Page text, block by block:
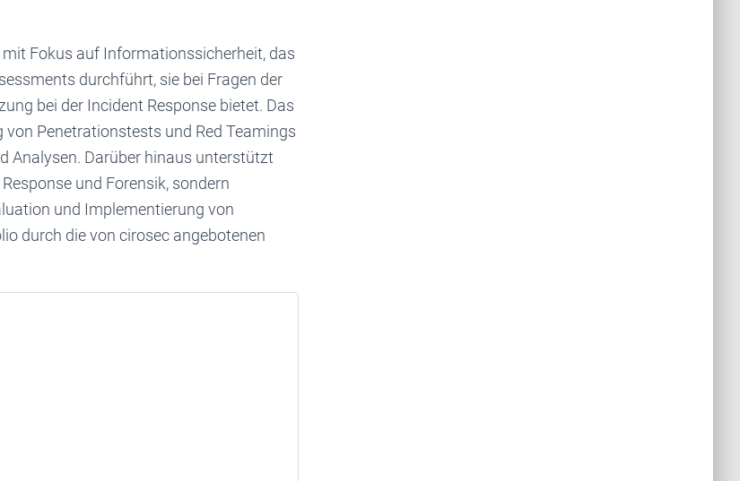
Fokus auf Informationssicherheit, das
durchführt, sie bei Fragen der
bei der Incident Response bietet. Das
Penetrationstests und Red Teamings
Analysen. Darüber hinaus unterstützt
und Forensik, sondern
und Implementierung von
durch die von cirosec angebotenen